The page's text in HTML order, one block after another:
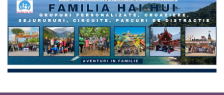
The form you have selected does not exist.